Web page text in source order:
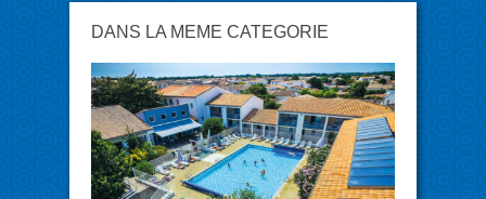
DANS LA MÊME CATÉGORIE